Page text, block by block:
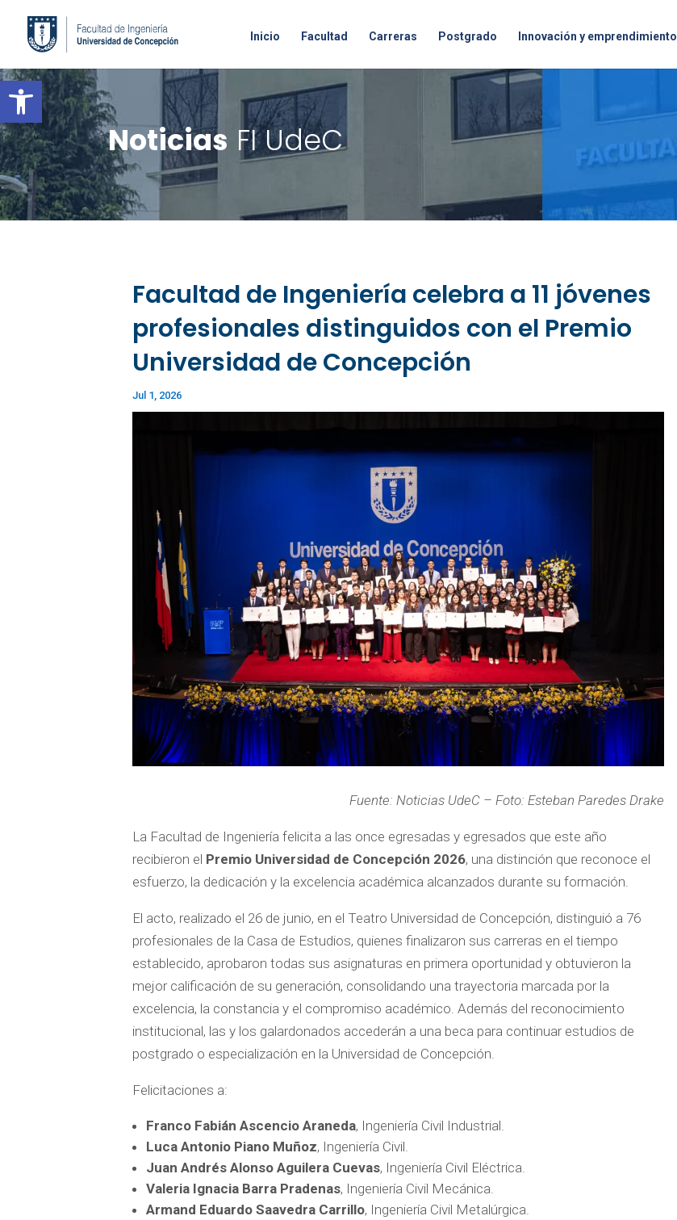
Open toolbar
Inicio Facultad Carreras Postgrado Innovación y emprendimiento
Noticias FI UdeC
Facultad de Ingeniería celebra a 11 jóvenes
profesionales distinguidos con el Premio
Universidad de Concepción
Jul 1, 2026
Fuente: Noticias UdeC – Foto: Esteban Paredes Drake
La Facultad de Ingeniería felicita a las once egresadas y egresados que este año
recibieron el Premio Universidad de Concepción 2026, una distinción que reconoce el
esfuerzo, la dedicación y la excelencia académica alcanzados durante su formación.
El acto, realizado el 26 de junio, en el Teatro Universidad de Concepción, distinguió a 76
profesionales de la Casa de Estudios, quienes finalizaron sus carreras en el tiempo
establecido, aprobaron todas sus asignaturas en primera oportunidad y obtuvieron la
mejor calificación de su generación, consolidando una trayectoria marcada por la
excelencia, la constancia y el compromiso académico. Además del reconocimiento
institucional, las y los galardonados accederán a una beca para continuar estudios de
postgrado o especialización en la Universidad de Concepción.
Felicitaciones a:
Franco Fabián Ascencio Araneda, Ingeniería Civil Industrial.
Luca Antonio Piano Muñoz, Ingeniería Civil.
Juan Andrés Alonso Aguilera Cuevas, Ingeniería Civil Eléctrica.
Valeria Ignacia Barra Pradenas, Ingeniería Civil Mecánica.
Armand Eduardo Saavedra Carrillo, Ingeniería Civil Metalúrgica.